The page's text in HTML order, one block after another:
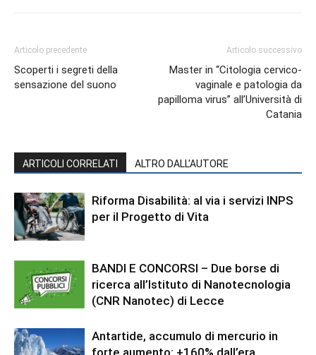
Articolo precedente
Scoperti i segreti della
sensazione del suono
Articolo successivo
Master in “Citologia cervico-
vaginale e patologia da
papilloma virus” all’Università di
Catania
ARTICOLI CORRELATI ALTRO DALL'AUTORE
Riforma Disabilità: al via i servizi INPS
per il Progetto di Vita
BANDI E CONCORSI – Due borse di
ricerca all’Istituto di Nanotecnologia
(CNR Nanotec) di Lecce
Antartide, accumulo di mercurio in
forte aumento: +160% dall’era